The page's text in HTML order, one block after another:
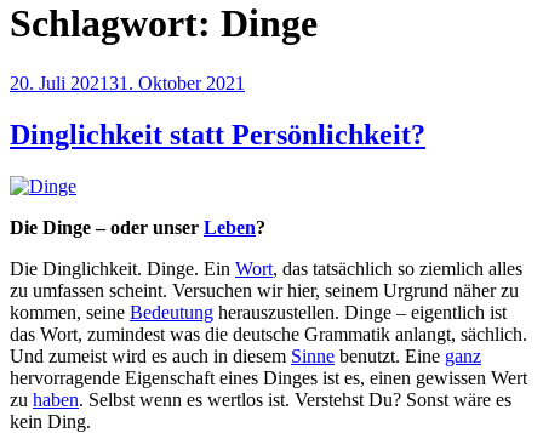
Schlagwort: Dinge
Veröffentlicht
20. Juli 202131. Oktober 2021
Dinglichkeit statt Persönlichkeit?
Die Dinge – oder unser Leben?
Die Dinglichkeit. Dinge. Ein Wort, das tatsächlich so ziemlich alles
zu umfassen scheint. Versuchen wir hier, seinem Urgrund näher zu
kommen, seine Bedeutung herauszustellen. Dinge – eigentlich ist
das Wort, zumindest was die deutsche Grammatik anlangt, sächlich.
Und zumeist wird es auch in diesem Sinne benutzt. Eine ganz
hervorragende Eigenschaft eines Dinges ist es, einen gewissen Wert
zu haben. Selbst wenn es wertlos ist. Verstehst Du? Sonst wäre es
kein Ding.